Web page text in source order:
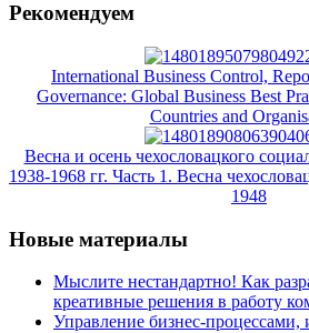
Рекомендуем
International Business Control,
Governance: Global Business Best
Countries and
Весна и осень чехословацкого
1938-1968 гг. Часть 1. Весна
1948
Новые материалы
Мыслите нестандартно! Как
креативные решения в работу
Управление бизнес-процессами,